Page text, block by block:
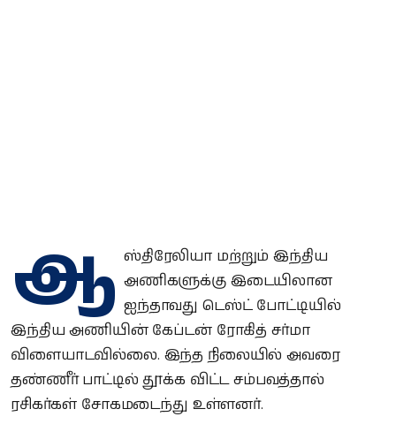
ஆ ஸ்திரேலியா மற்றும் இந்திய
அணிகளுக்கு இடையிலான
ஐந்தாவது டெஸ்ட் போட்டியில்
இந்திய அணியின் கேப்டன் ரோகித் சர்மா
விளையாடவில்லை. இந்த நிலையில் அவரை
தண்ணீர் பாட்டில் தூக்க விட்ட சம்பவத்தால்
ரசிகர்கள் சோகமடைந்து உள்ளனர்.